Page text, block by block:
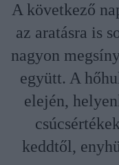
A következő
az aratásra is
nagyon
együtt. A
elején,
keddtől,